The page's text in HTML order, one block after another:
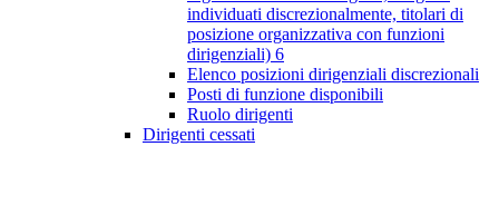
individuati discrezionalmente, titolari di
posizione organizzativa con funzioni
dirigenziali) 6
Elenco posizioni dirigenziali discrezionali
Posti di funzione disponibili
Ruolo dirigenti
Dirigenti cessati